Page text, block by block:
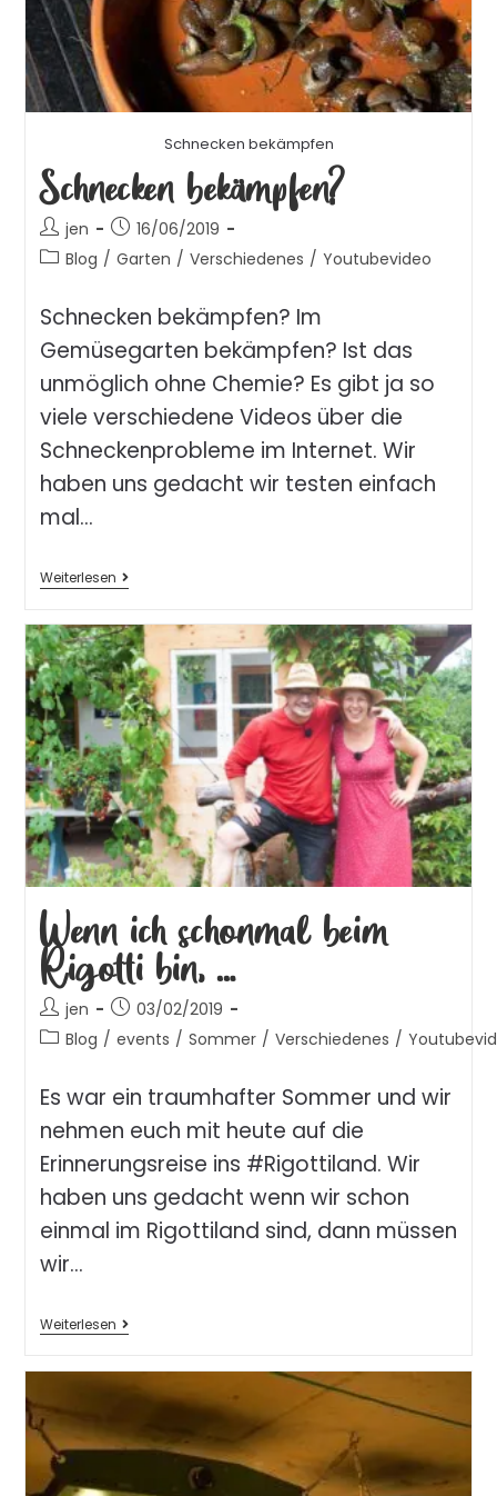
Schnecken bekämpfen
Schnecken bekämpfen?
jen
16/06/2019
Blog / Garten / Verschiedenes / Youtubevideo
Schnecken bekämpfen? Im
Gemüsegarten bekämpfen? Ist das
unmöglich ohne Chemie? Es gibt ja so
viele verschiedene Videos über die
Schneckenprobleme im Internet. Wir
haben uns gedacht wir testen einfach
mal…
Weiterlesen
Wenn ich schonmal beim
Rigotti bin, …
jen
03/02/2019
Blog / events / Sommer / Verschiedenes /
Es war ein traumhafter Sommer und wir
nehmen euch mit heute auf die
Erinnerungsreise ins #Rigottiland. Wir
haben uns gedacht wenn wir schon
einmal im Rigottiland sind, dann müssen
wir…
Weiterlesen